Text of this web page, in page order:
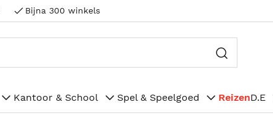
Bijna 300 winkels
Kantoor & School Spel & Speelgoed ReizenD.E